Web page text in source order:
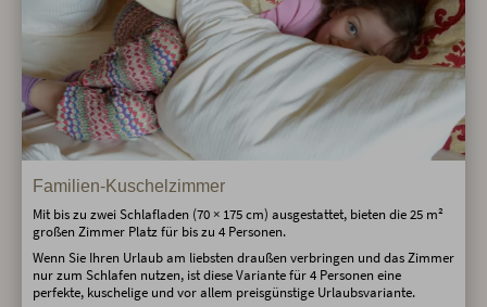
Familien-Kuschelzimmer
Mit bis zu zwei Schlafladen (70 × 175 cm) ausgestattet, bieten die 25 m²
großen Zimmer Platz für bis zu 4 Personen.
Wenn Sie Ihren Urlaub am liebsten draußen verbringen und das Zimmer
nur zum Schlafen nutzen, ist diese Variante für 4 Personen eine
perfekte, kuschelige und vor allem preisgünstige Urlaubsvariante.